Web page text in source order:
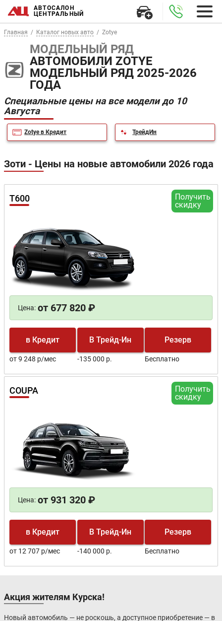
АВТОСАЛОН
ЦЕНТРАЛЬНЫЙ
Главная Каталог новых авто Zotye
МОДЕЛЬНЫЙ РЯД
АВТОМОБИЛИ ZOTYE
МОДЕЛЬНЫЙ РЯД 2025-2026
ГОДА
Специальные цены на все модели до 10
Августа
Zotye в Кредит ТрейдИн
Зоти - Цены на новые автомобили 2026 года
Получить
скидку
T600
Цена: от 677 820 ₽
в Кредит
от 9 248 р/мес
В Трейд-Ин
-135 000 р.
Резерв
Бесплатно
Получить
скидку
COUPA
Цена: от 931 320 ₽
в Кредит
от 12 707 р/мес
В Трейд-Ин
-140 000 р.
Резерв
Бесплатно
Акция жителям Курска!
Новый автомобиль — не роскошь, а доступное приобретение — в